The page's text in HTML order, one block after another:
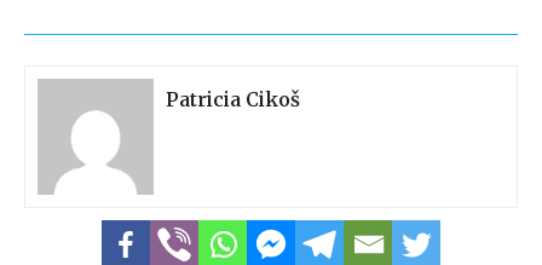
Patricia Cikoš